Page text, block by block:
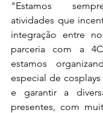
"Estamos
atividades que
integração entre
parceria com a
estamos
especial de
e garantir a
presentes, com